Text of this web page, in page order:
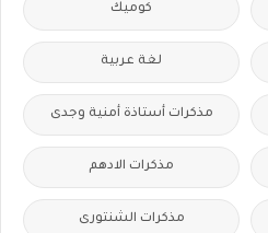
كوميك
لغة عربية
مذكرات أستاذة أمنية وجدى
مذكرات الادهم
مذكرات الشنتورى